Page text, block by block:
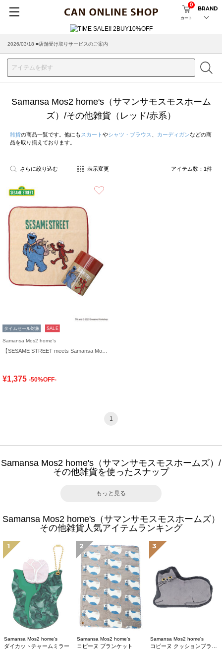
カート
0
BRAND
2026/03/18 ■店舗受け取りサービスのご案内
Samansa Mos2 home's（サマンサモスモスホーム
ズ）/その他雑貨（レッド/赤系）
雑貨の商品一覧です。他にも スカート やシャツ・ブラウス カーディガンなどの商
品を取り揃えております。
さらに絞り込む 表示変更 アイテム数： 1件
タイムセール対象 SALE
Samansa Mos2 home's
¥1,375 -50%OFF-
1
Samansa Mos2 home's（サマンサモスモスホームズ）/
その他雑貨を使ったスナップ
もっと見る
Samansa Mos2 home's（サマンサモスモスホームズ）
その他雑貨人気アイテムランキング
1
Samansa Mos2 home's
ダイカットチャームミラー
2
Samansa Mos2 home's
コピーヌ ブランケット
3
Samansa Mos2 home's